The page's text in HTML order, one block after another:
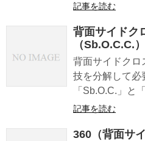
記事を読む
背面サイドク
（Sb.O.C.C.）
背面サイドクロ
技を分解して必
「Sb.O.C.」と
記事を読む
360（背面サ